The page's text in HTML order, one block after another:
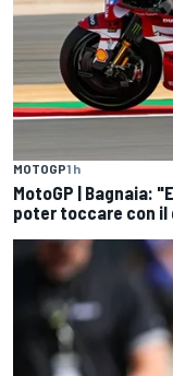
MOTOGP1 h
MotoGP | Bagnaia:
poter toccare con il